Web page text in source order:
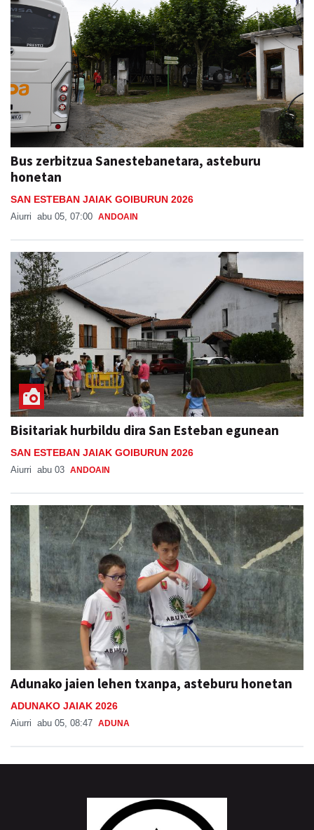
Bus zerbitzua Sanestebanetara, asteburu
honetan
SAN ESTEBAN JAIAK GOIBURUN 2026
Aiurri abu 05, 07:00 ANDOAIN
Bisitariak hurbildu dira San Esteban egunean
SAN ESTEBAN JAIAK GOIBURUN 2026
Aiurri abu 03 ANDOAIN
Adunako jaien lehen txanpa, asteburu honetan
ADUNAKO JAIAK 2026
Aiurri abu 05, 08:47 ADUNA